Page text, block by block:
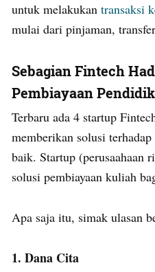
untuk melakukan transaksi
mulai dari pinjaman,
Sebagian Fintech
Pembiayaan
Terbaru ada 4 startup
memberikan solusi
baik. Startup (perusaahaan
solusi pembiayaan kuliah
Apa saja itu, simak ulasan
1. Dana Cita